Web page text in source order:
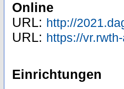
Online
URL: http://
URL: https://
Einrichtungen